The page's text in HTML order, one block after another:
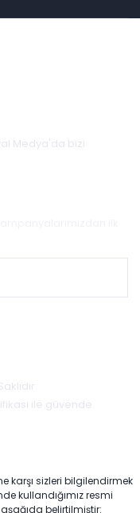
Medya'da bizi
ile güvende.
karşı sizleri bilgilendirmek
kullandığımız resmi
belirtilmiştir: